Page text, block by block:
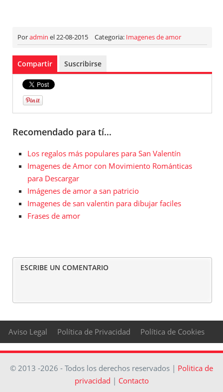
Poradmin el 22-08-2015 Categoria: Imagenes de amor
Compartir Suscribirse
Recomendado para tí...
Los regalos más populares para San Valentín
Imagenes de Amor con Movimiento Románticas
para Descargar
Imágenes de amor a san patricio
Imagenes de san valentin para dibujar faciles
Frases de amor
ESCRIBE UN COMENTARIO
Aviso Legal Política de Privacidad Política de Cookies
© 2013 -2026 - Todos los derechos reservados | Politica de
privacidad | Contacto